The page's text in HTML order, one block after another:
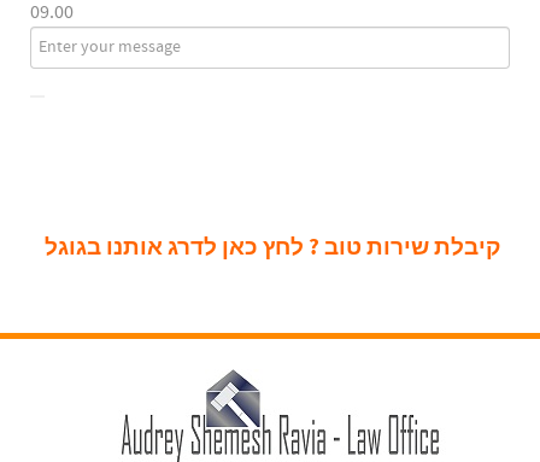
09.00
קיבלת שירות טוב ? לחץ כאן לדרג אותנו בגוגל